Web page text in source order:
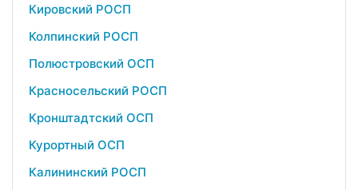
Кировский РОСП
Колпинский РОСП
Полюстровский ОСП
Красносельский РОСП
Кронштадтский ОСП
Курортный ОСП
Калининский РОСП